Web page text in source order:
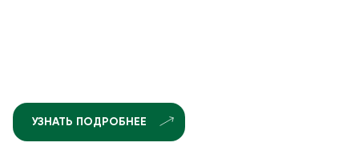
УЗНАТЬ ПОДРОБНЕЕ